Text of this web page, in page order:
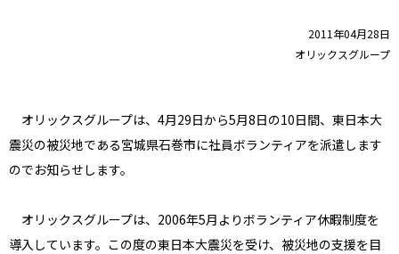
2011年04月28日
オリックスグループ
オリックスグループは、4月29日から5月8日の10日間、東日本大
震災の被災地である宮城県石巻市に社員ボランティアを派遣します
のでお知らせします。
オリックスグループは、2006年5月よりボランティア休暇制度を
導入しています。この度の東日本大震災を受け、被災地の支援を目